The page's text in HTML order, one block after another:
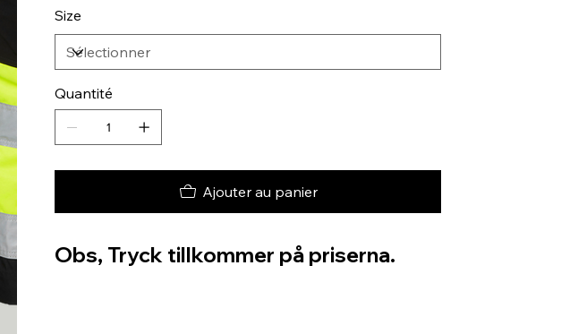
Size
Quantité
Ajouter au panier
Obs, Tryck tillkommer på priserna.